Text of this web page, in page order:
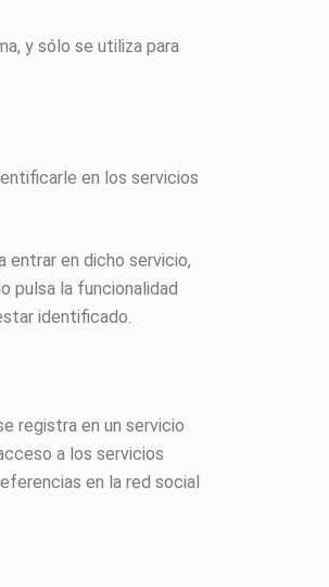
y sólo se utiliza para
en los servicios
entrar en dicho servicio,
pulsa la funcionalidad
identificado.
registra en un servicio
a los servicios
en la red social